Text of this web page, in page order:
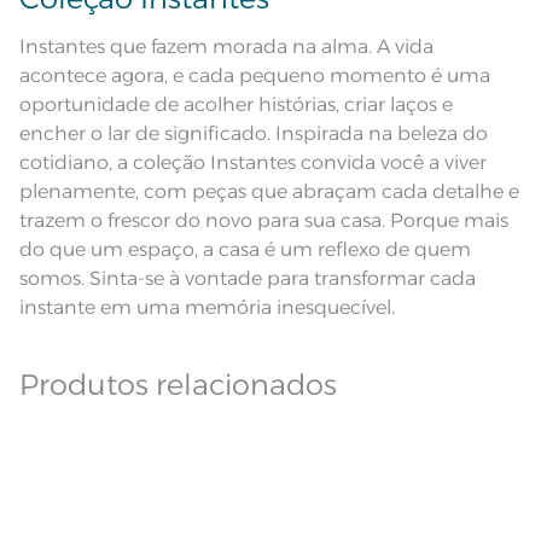
Instruções de Lavagem
Ferro de passar com temperatura
maxima de 150ºC; Proibido lavar a
seco;
Modelo Retangular
Observações
Pode haver pequena variação de
cor, de acordo com a configuração
e modelo do monitor ou do
aparelho celular. Consultar a cor
nas especificações técnicas do
Linha Sempre limpa
Dê preferência para secar no varal, à sombra;
Leia atentamente as instruções na etiqueta.
Instantes que fazem morada na alma. A vida
acontece agora, e cada pequeno momento é uma
oportunidade de acolher histórias, criar laços e
encher o lar de significado. Inspirada na beleza do
cotidiano, a coleção Instantes convida você a viver
plenamente, com peças que abraçam cada detalhe e
trazem o frescor do novo para sua casa. Porque mais
do que um espaço, a casa é um reflexo de quem
somos. Sinta-se à vontade para transformar cada
instante em uma memória inesquecível.
Produtos relacionados